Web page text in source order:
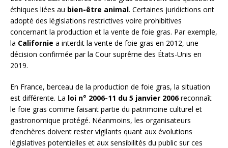
éthiques liées au bien-être animal. Certaines juridictions ont
adopté des législations restrictives voire prohibitives
concernant la production et la vente de foie gras. Par exemple,
la Californie a interdit la vente de foie gras en 2012, une
décision confirmée par la Cour suprême des États-Unis en
2019.
En France, berceau de la production de foie gras, la situation
est différente. La loi n° 2006-11 du 5 janvier 2006reconnaît
le foie gras comme faisant partie du patrimoine culturel et
gastronomique protégé. Néanmoins, les organisateurs
d’enchères doivent rester vigilants quant aux évolutions
législatives potentielles et aux sensibilités du public sur ces